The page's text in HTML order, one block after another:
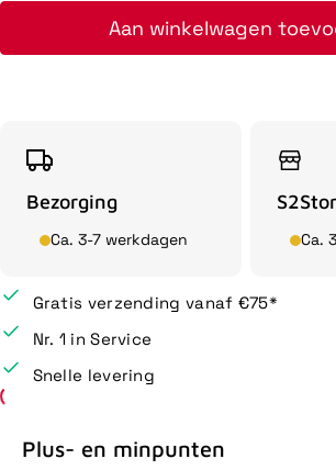
Aan winkelwagen
Bezorging
Ca. 3-7 werkdagen Ca.
Gratis verzending vanaf €75*
Nr. 1 in Service
Snelle levering
Plus- en minpunten